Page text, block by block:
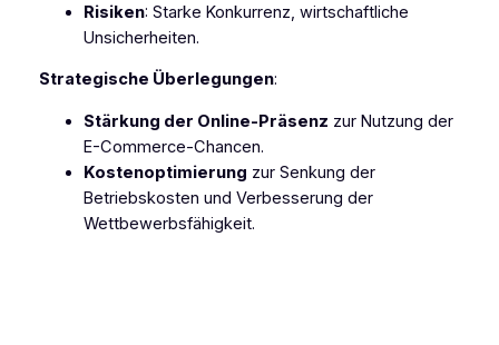
Risiken: Starke Konkurrenz, wirtschaftliche
Unsicherheiten.
Strategische Überlegungen:
Stärkung der Online-Präsenz zur Nutzung der
E-Commerce-Chancen.
Kostenoptimierung zur Senkung der
Betriebskosten und Verbesserung der
Wettbewerbsfähigkeit.